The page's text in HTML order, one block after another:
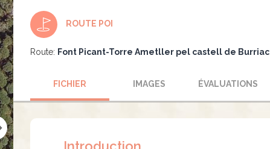
ROUTE POI
Route: Font Picant-Torre Ametller pel castell de Burriac
FICHIER IMAGES ÉVALUATIONS